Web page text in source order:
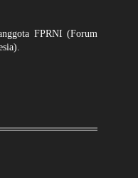
FPRNI (Forum